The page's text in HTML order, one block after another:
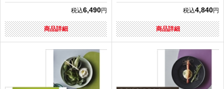
税込6,490円
商品詳細
税込4,840円
商品詳細